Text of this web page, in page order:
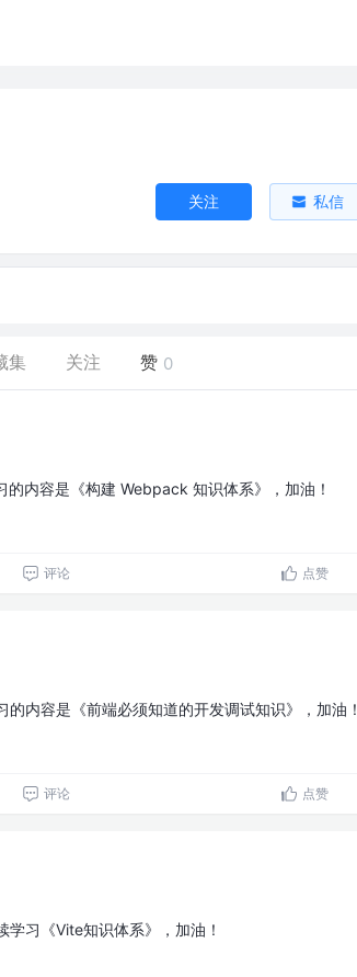
关注 私信
集 关注 赞 0
内容是《构建 Webpack 知识体系》，加油！
评论 点赞
内容是《前端必须知道的开发调试知识》，加油！
评论 点赞
习《Vite知识体系》，加油！